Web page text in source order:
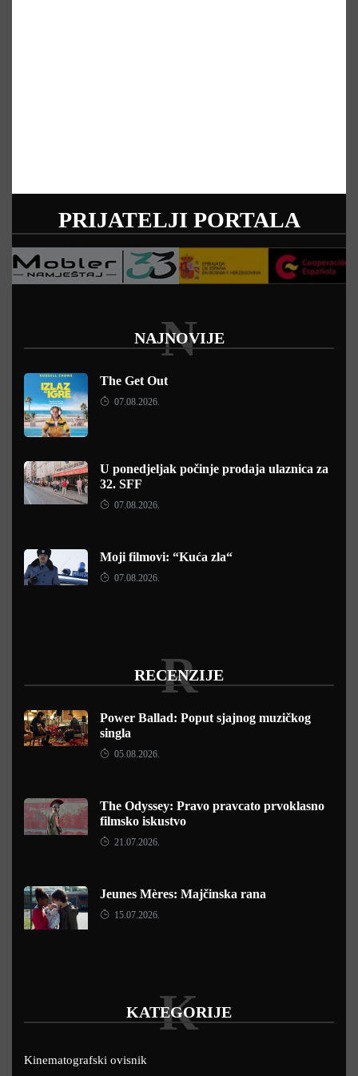
PRIJATELJI PORTALA
NAJNOVIJE
N
The Get Out
07.08.2026.
U ponedjeljak počinje prodaja ulaznica za
32. SFF
07.08.2026.
Moji filmovi: “Kuća zla“
07.08.2026.
RECENZIJE
R
Power Ballad: Poput sjajnog muzičkog
singla
05.08.2026.
The Odyssey: Pravo pravcato prvoklasno
filmsko iskustvo
21.07.2026.
Jeunes Mères: Majčinska rana
15.07.2026.
KATEGORIJE
K
Kinematografski ovisnik